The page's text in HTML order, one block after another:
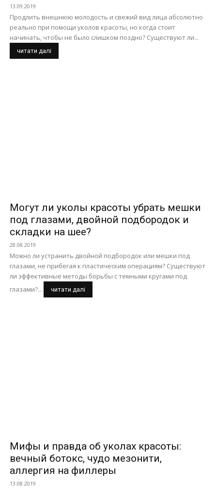
13.09.2019
Продлить внешнюю молодость и свежий вид лица абсолютно
реально при помощи уколов красоты, но когда стоит
начинать, чтобы не было слишком поздно? Существуют ли...
читати далі
Могут ли уколы красоты убрать мешки
под глазами, двойной подбородок и
складки на шее?
28.08.2019
Можно ли устранить двойной подбородок или мешки под
глазами, не прибегая к пластическим операциям? Существуют
ли эффективные методы борьбы с темными кругами под
глазами?...
читати далі
Мифы и правда об уколах красоты:
вечный ботокс, чудо мезонити,
аллергия на филлеры
13.08.2019